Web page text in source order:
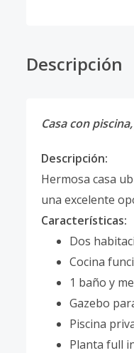
Descripción
Casa con
Descripción:
Hermosa casa
una excelente
Características:
Dos
Cocina
1 baño y
Gazebo
Piscina
Planta full